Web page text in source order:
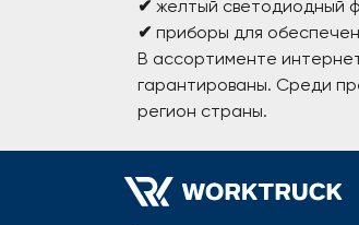
✔ желтый светодиодный
✔ приборы для
В ассортименте
гарантированы. Среди
регион страны.